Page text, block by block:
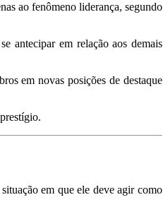
ao fenômeno liderança, segundo
antecipar em relação aos demais
em novas posições de destaque
em que ele deve agir como